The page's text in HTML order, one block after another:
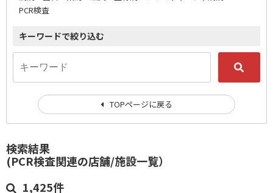
検索結果
(PCR検査関連の店舗/施設一覧）
1,425件
PCR検査
キーワードで絞り込む
TOPページに戻る